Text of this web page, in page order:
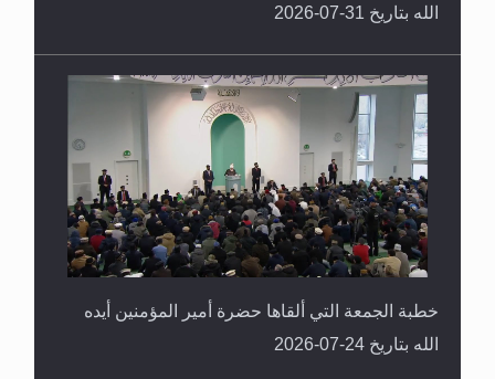
الله بتاريخ 31-07-2026
خطبة الجمعة التي ألقاها حضرة أمير المؤمنين أيده
الله بتاريخ 24-07-2026